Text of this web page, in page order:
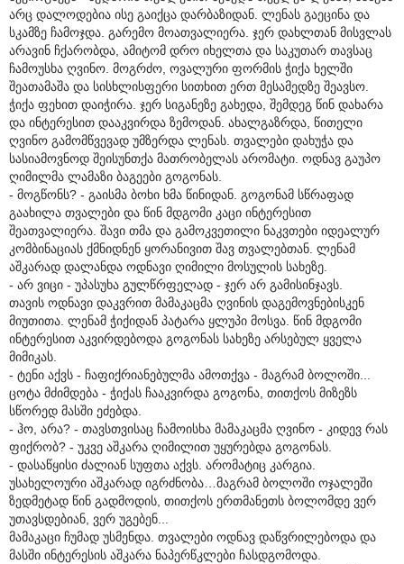
არც დალოდებია ისე გაიქცა დარბაზიდან. ლენას გაეცინა და
სკამზე ჩამოჯდა. გარემო მოათვალიერა. ჯერ დახლთან მისვლას
არავინ ჩქარობდა, ამიტომ დრო იხელთა და საკუთარ თავსაც
ჩამოუსხა ღვინო. მოგრძო, ოვალური ფორმის ჭიქა ხელში
შეათამაშა და სისხლისფერი სითხით ერთ მესამედზე შეავსო.
ჭიქა ფეხით დაიჭირა. ჯერ სიგანეზე გახედა, შემდეგ წინ დახარა
და ინტერესით დააკვირდა ზემოდან. ახალგაზრდა, წითელი
ღვინო გამომწვევად უმზერდა ლენას. თვალები დახუჭა და
სასიამოვნოდ შეისუნთქა მათრობელას არომატი. ოდნავ გაუპო
ღიმილმა ლამაზი ბაგეები გოგონას.
- მოგწონს? - გაისმა ბოხი ხმა წინიდან. გოგონამ სწრაფად
გაახილა თვალები და წინ მდგომი კაცი ინტერესით
შეათვალიერა. შავი თმა და გამოკვეთილი ნაკვთები იდეალურ
კომბინაციას ქმნიდნენ ყორანივით შავ თვალებთან. ლენამ
აშკარად დალანდა ოდნავი ღიმილი მოსულის სახეზე.
- არ ვიცი - უპასუხა გულწრფელად - ჯერ არ გამისინჯავს.
თავის ოდნავი დაკვრით მამაკაცმა ღვინის დაგემოვნებისკენ
მიუთითა. ლენამ ჭიქიდან პატარა ყლუპი მოსვა. წინ მდგომი
ინტერესით აკვირდებოდა გოგონას სახეზე არსებულ ყველა
მიმიკას.
- ტენი აქვს - ჩაფიქრიანებულმა ამოთქვა - მაგრამ ბოლოში...
ცოტა მძიმდება - ჭიქას ჩააკვირდა გოგონა, თითქოს მიზეზს
სწორედ მასში ეძებდა.
- ჰო, არა? - თავსთვისაც ჩამოისხა მამაკაცმა ღვინო - კიდევ რას
ფიქრობ? - უკვე აშკარა ღიმილით უყურებდა გოგონას.
- დასაწყისი ძალიან სუფთა აქვს. არომატიც კარგია.
უსახელოური აშკარად იგრძნობა…მაგრამ ბოლოში ოჯალეში
ზედმეტად წინ გადმოდის, თითქოს ერთმანეთს ბოლომდე ვერ
უთავსდებიან, ვერ უგებენ...
მამაკაცი ჩუმად უსმენდა. თვალები ოდნავ დაწვრილებოდა და
მასში ინტერესის აშკარა ნაპერწკლები ჩასდგომოდა.